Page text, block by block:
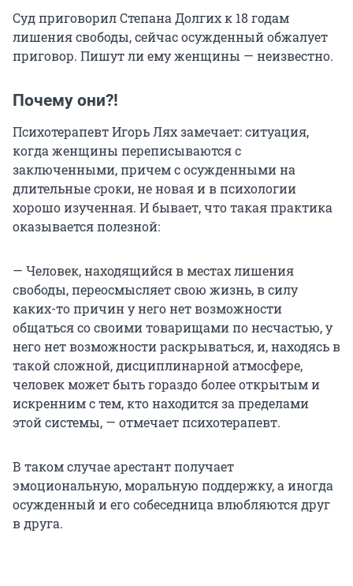
Суд приговорил Степана Долгих к 18 годам
лишения свободы, сейчас осужденный обжалует
приговор. Пишут ли ему женщины — неизвестно.
Почему они?!
Психотерапевт Игорь Лях замечает: ситуация,
когда женщины переписываются с
заключенными, причем с осужденными на
длительные сроки, не новая и в психологии
хорошо изученная. И бывает, что такая практика
оказывается полезной:
— Человек, находящийся в местах лишения
свободы, переосмысляет свою жизнь, в силу
каких-то причин у него нет возможности
общаться со своими товарищами по несчастью, у
него нет возможности раскрываться, и, находясь в
такой сложной, дисциплинарной атмосфере,
человек может быть гораздо более открытым и
искренним с тем, кто находится за пределами
этой системы, — отмечает психотерапевт.
В таком случае арестант получает
эмоциональную, моральную поддержку, а иногда
осужденный и его собеседница влюбляются друг
в друга.